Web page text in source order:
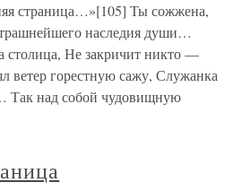
страница…»[105] Ты сожжена,
наследия души…
столица, Не закричит никто —
ветер горестную сажу, Служанка
Так над собой чудовищную